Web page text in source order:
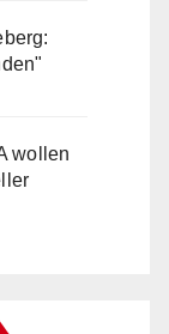
wollen